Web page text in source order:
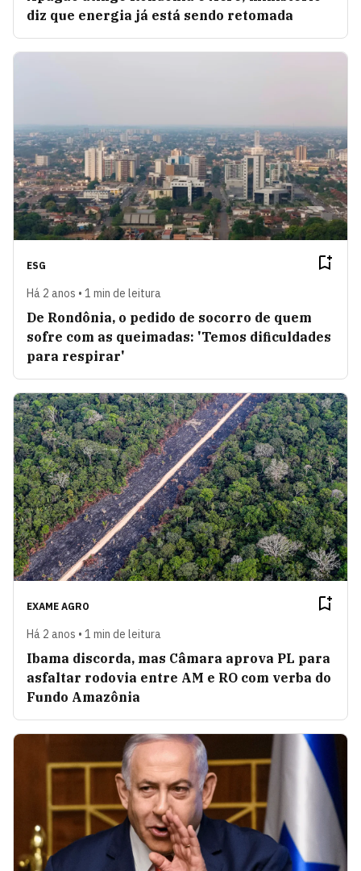
diz que energia já está sendo retomada
ESG
Há 2 anos • 1 min de leitura
De Rondônia, o pedido de socorro de quem
sofre com as queimadas: 'Temos dificuldades
para respirar'
EXAME AGRO
Há 2 anos • 1 min de leitura
Ibama discorda, mas Câmara aprova PL para
asfaltar rodovia entre AM e RO com verba do
Fundo Amazônia